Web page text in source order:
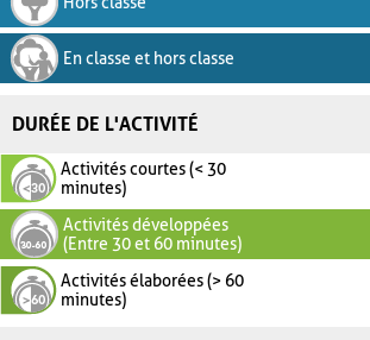
En classe et hors classe
DURÉE DE L'ACTIVITÉ
Activités courtes (< 30
minutes)
Activités développées
(Entre 30 et 60 minutes)
Activités élaborées (> 60
minutes)